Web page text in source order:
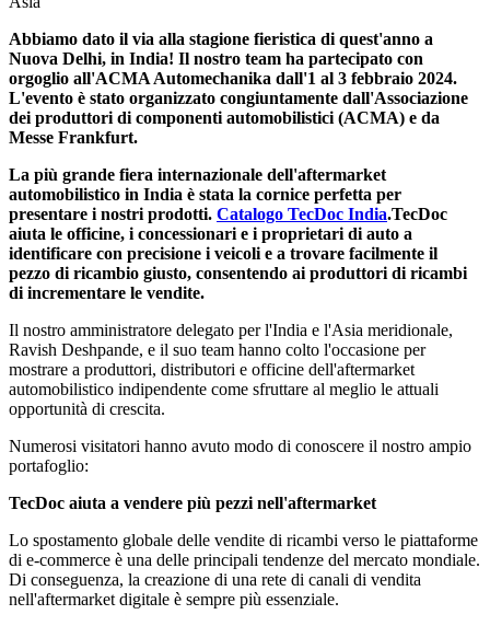
Abbiamo dato il via alla stagione fieristica di quest'anno a
Nuova Delhi, in India! Il nostro team ha partecipato con
orgoglio all'ACMA Automechanika dall'1 al 3 febbraio 2024.
L'evento è stato organizzato congiuntamente dall'Associazione
dei produttori di componenti automobilistici (ACMA) e da
Messe Frankfurt.
La più grande fiera internazionale dell'aftermarket
automobilistico in India è stata la cornice perfetta per
presentare i nostri prodotti. Catalogo TecDoc India.TecDoc
aiuta le officine, i concessionari e i proprietari di auto a
identificare con precisione i veicoli e a trovare facilmente il
pezzo di ricambio giusto, consentendo ai produttori di ricambi
di incrementare le vendite.
Il nostro amministratore delegato per l'India e l'Asia meridionale,
Ravish Deshpande, e il suo team hanno colto l'occasione per
mostrare a produttori, distributori e officine dell'aftermarket
automobilistico indipendente come sfruttare al meglio le attuali
opportunità di crescita.
Numerosi visitatori hanno avuto modo di conoscere il nostro ampio
portafoglio:
TecDoc aiuta a vendere più pezzi nell'aftermarket
Lo spostamento globale delle vendite di ricambi verso le piattaforme
di e-commerce è una delle principali tendenze del mercato mondiale.
Di conseguenza, la creazione di una rete di canali di vendita
nell'aftermarket digitale è sempre più essenziale.